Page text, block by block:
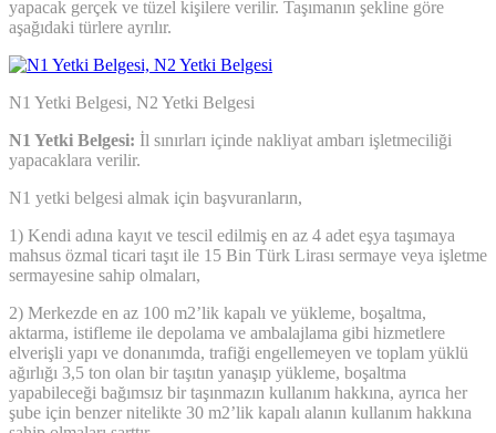
yapacak gerçek ve tüzel kişilere verilir. Taşımanın şekline göre
aşağıdaki türlere ayrılır.
N1 Yetki Belgesi, N2 Yetki Belgesi
N1 Yetki Belgesi: İl sınırları içinde nakliyat ambarı işletmeciliği
yapacaklara verilir.
N1 yetki belgesi almak için başvuranların,
1) Kendi adına kayıt ve tescil edilmiş en az 4 adet eşya taşımaya
mahsus özmal ticari taşıt ile 15 Bin Türk Lirası sermaye veya işletme
sermayesine sahip olmaları,
2) Merkezde en az 100 m2’lik kapalı ve yükleme, boşaltma,
aktarma, istifleme ile depolama ve ambalajlama gibi hizmetlere
elverişli yapı ve donanımda, trafiği engellemeyen ve toplam yüklü
ağırlığı 3,5 ton olan bir taşıtın yanaşıp yükleme, boşaltma
yapabileceği bağımsız bir taşınmazın kullanım hakkına, ayrıca her
şube için benzer nitelikte 30 m2’lik kapalı alanın kullanım hakkına